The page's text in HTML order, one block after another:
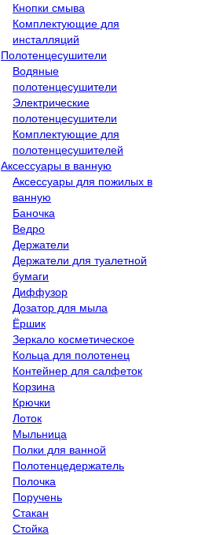
Кнопки смыва
Комплектующие для
инсталляций
Полотенцесушители
Водяные
полотенцесушители
Электрические
полотенцесушители
Комплектующие для
полотенцесушителей
Аксессуары в ванную
Аксессуары для пожилых в
ванную
Баночка
Ведро
Держатели
Держатели для туалетной
бумаги
Диффузор
Дозатор для мыла
Ёршик
Зеркало косметическое
Кольца для полотенец
Контейнер для салфеток
Корзина
Крючки
Лоток
Мыльница
Полки для ванной
Полотенцедержатель
Полочка
Поручень
Стакан
Стойка